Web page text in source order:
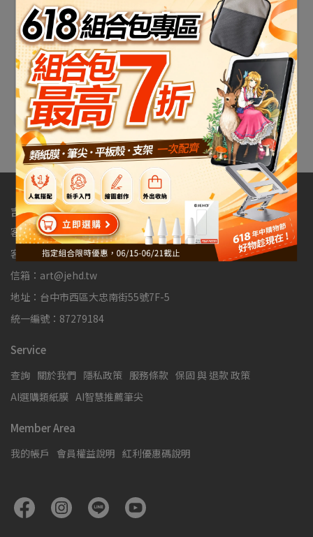
是否經常攜帶外出
開始推薦
吉爾哈登工作室
客服專線：04-3704-3785
客服時間：10:00-17:00
信箱：art@jehd.tw
地址：台中市西區大忠南街55號7F-5
統一編號：87279184
Service
查詢 關於我們 隱私政策 服務條款 保固 與 退款 政策
AI選購類紙膜 AI智慧推薦筆尖
Member Area
我的帳戶 會員權益說明 紅利優惠碼說明